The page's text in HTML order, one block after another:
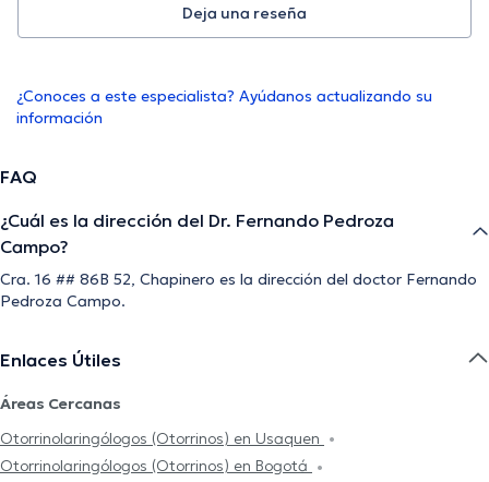
Deja una reseña
¿Conoces a este especialista? Ayúdanos actualizando su
información
FAQ
¿Cuál es la dirección del Dr. Fernando Pedroza
Campo?
Cra. 16 ## 86B 52, Chapinero es la dirección del doctor Fernando
Pedroza Campo.
Enlaces Útiles
Áreas Cercanas
Otorrinolaringólogos (Otorrinos) en Usaquen
Otorrinolaringólogos (Otorrinos) en Bogotá